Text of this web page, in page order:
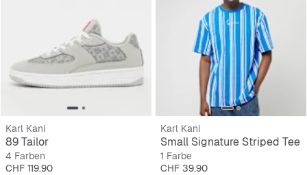
Karl Kani
89 Tailor
4 Farben
Preis
CHF 119.90
Karl Kani
Small Signature Striped Tee
1 Farbe
Preis
CHF 39.90